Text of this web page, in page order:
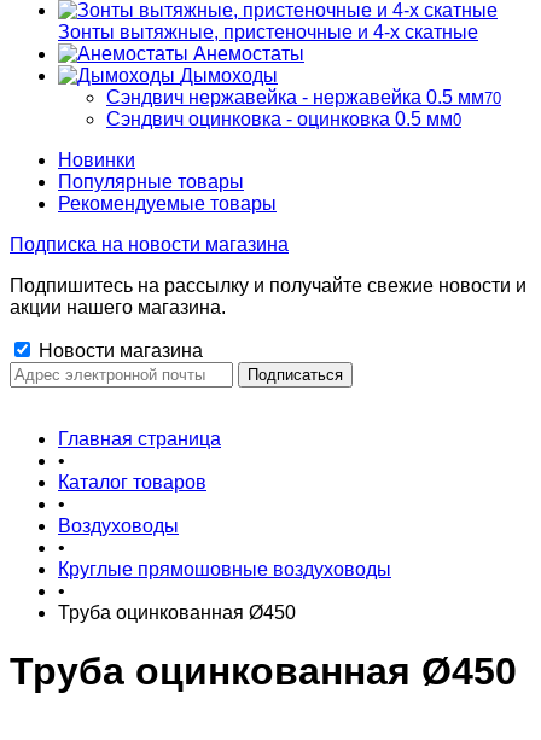
Зонты вытяжные, пристеночные и 4-х скатные
Анемостаты
Дымоходы
Сэндвич нержавейка - нержавейка 0.5 мм70
Сэндвич оцинковка - оцинковка 0.5 мм0
Новинки
Популярные товары
Рекомендуемые товары
Подписка на новости магазина
Подпишитесь на рассылку и получайте свежие новости и
акции нашего магазина.
Новости магазина
Главная страница
•
Каталог товаров
•
Воздуховоды
•
Круглые прямошовные воздуховоды
•
Труба оцинкованная Ø450
Труба оцинкованная Ø450